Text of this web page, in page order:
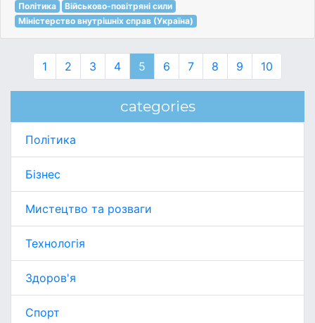
Політика
Військово-повітряні сили
Міністерство внутрішніх справ (Україна)
1 2 3 4 5 6 7 8 9 10
categories
Політика
Бізнес
Мистецтво та розваги
Технологія
Здоров'я
Спорт